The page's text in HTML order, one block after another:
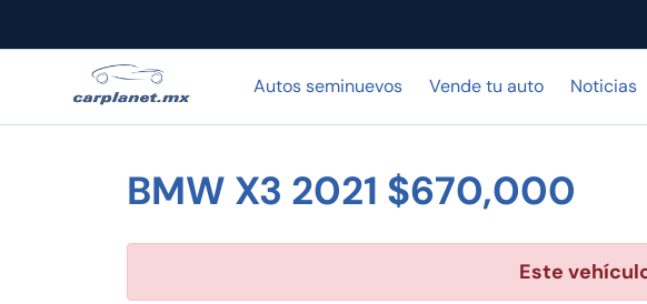
Autos seminuevos Vende tu auto Noticias
BMW X3 2021 $670,000
Este